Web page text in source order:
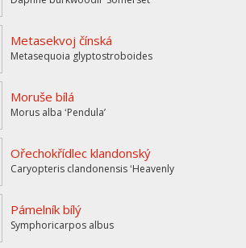
Metasekvoj čínská
Metasequoia glyptostroboides
Moruše bílá
Morus alba ʻPendulaʼ
Ořechokřídlec klandonský
Caryopteris clandonensis ʻHeavenly Blueʼ
Pámelník bílý
Symphoricarpos albus